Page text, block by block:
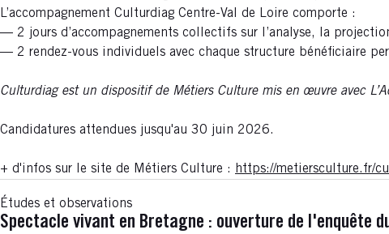
L’accompagnement Culturdiag Centre-Val de Loire comporte :
— 2 jours d’accompagnements collectifs sur l’analyse, la
— 2 rendez-vous individuels avec chaque structure bénéficiaire
Culturdiag est un dispositif de Métiers Culture mis en œuvre avec
Candidatures attendues jusqu'au 30 juin 2026.
+ d'infos sur le site de Métiers Culture : https://metiersculture.fr/
Études et observations
Spectacle vivant en Bretagne : ouverture de l'enquête